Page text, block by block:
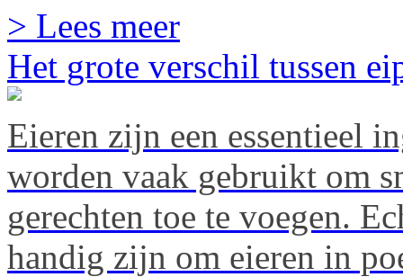
> Lees meer
Het grote verschil tussen
Eieren zijn een essentieel
worden vaak gebruikt om
gerechten toe te voegen.
handig zijn om eieren in